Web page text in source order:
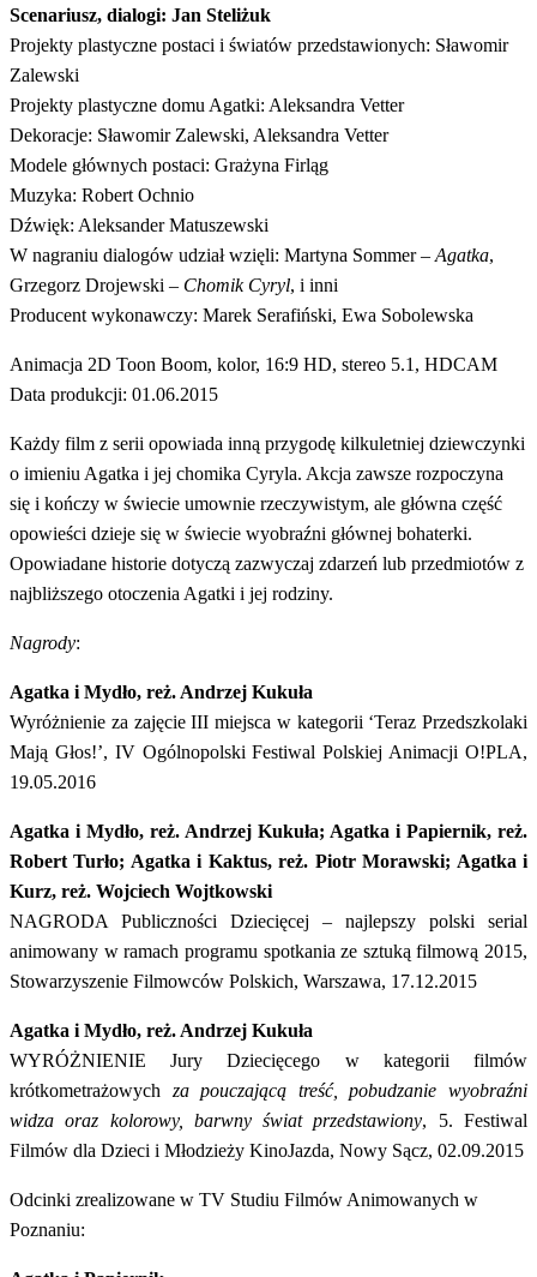
Scenariusz, dialogi: Jan Steliżuk
Projekty plastyczne postaci i światów przedstawionych: Sławomir
Zalewski
Projekty plastyczne domu Agatki: Aleksandra Vetter
Dekoracje: Sławomir Zalewski, Aleksandra Vetter
Modele głównych postaci: Grażyna Firląg
Muzyka: Robert Ochnio
Dźwięk: Aleksander Matuszewski
W nagraniu dialogów udział wzięli: Martyna Sommer – Agatka,
Grzegorz Drojewski – Chomik Cyryl, i inni
Producent wykonawczy: Marek Serafiński, Ewa Sobolewska
Animacja 2D Toon Boom, kolor, 16:9 HD, stereo 5.1, HDCAM
Data produkcji: 01.06.2015
Każdy film z serii opowiada inną przygodę kilkuletniej dziewczynki
o imieniu Agatka i jej chomika Cyryla. Akcja zawsze rozpoczyna
się i kończy w świecie umownie rzeczywistym, ale główna część
opowieści dzieje się w świecie wyobraźni głównej bohaterki.
Opowiadane historie dotyczą zazwyczaj zdarzeń lub przedmiotów z
najbliższego otoczenia Agatki i jej rodziny.
Nagrody:
Agatka i Mydło, reż. Andrzej Kukuła
Wyróżnienie za zajęcie III miejsca w kategorii ‘Teraz Przedszkolaki
Mają Głos!’, IV Ogólnopolski Festiwal Polskiej Animacji O!PLA,
19.05.2016
Agatka i Mydło, reż. Andrzej Kukuła; Agatka i Papiernik, reż.
Robert Turło; Agatka i Kaktus, reż. Piotr Morawski; Agatka i
Kurz, reż. Wojciech Wojtkowski
NAGRODA Publiczności Dziecięcej – najlepszy polski serial
animowany w ramach programu spotkania ze sztuką filmową 2015,
Stowarzyszenie Filmowców Polskich, Warszawa, 17.12.2015
Agatka i Mydło, reż. Andrzej Kukuła
WYRÓŻNIENIE Jury Dziecięcego w kategorii filmów
krótkometrażowych za pouczającą treść, pobudzanie wyobraźni
widza oraz kolorowy, barwny świat przedstawiony, 5. Festiwal
Filmów dla Dzieci i Młodzieży KinoJazda, Nowy Sącz, 02.09.2015
Odcinki zrealizowane w TV Studiu Filmów Animowanych w
Poznaniu: